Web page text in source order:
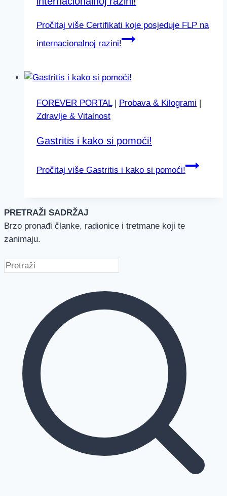
Pročitaj više Certifikati koje posjeduje FLP na
internacionalnoj razini!
FOREVER PORTAL| Probava & Kilogrami |
Zdravlje & Vitalnost
Gastritis i kako si pomoći!
Pročitaj više Gastritis i kako si pomoći!
PRETRAŽI SADRŽAJ
Brzo pronađi članke, radionice i tretmane koji te
zanimaju.